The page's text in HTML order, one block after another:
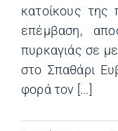
κατοίκους της
επέμβαση,
πυρκαγιάς σε
στο Σπαθάρι
φορά τον [...]